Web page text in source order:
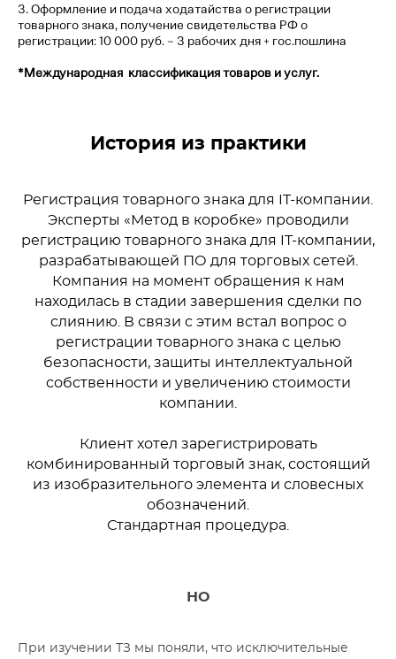
3. Оформление и подача ходатайства о регистрации
товарного знака, получение свидетельства РФ о
регистрации: 10 000 руб. – 3 рабочих дня + гос.пошлина
*Международная классификация товаров и услуг.
История из практики
Регистрация товарного знака для IT-компании.
Эксперты «Метод в коробке» проводили
регистрацию товарного знака для IT-компании,
разрабатывающей ПО для торговых сетей.
Компания на момент обращения к нам
находилась в стадии завершения сделки по
слиянию. В связи с этим встал вопрос о
регистрации товарного знака с целью
безопасности, защиты интеллектуальной
собственности и увеличению стоимости
компании.
Клиент хотел зарегистрировать
комбинированный торговый знак, состоящий
из изобразительного элемента и словесных
обозначений.
Стандартная процедура.
НО
При изучении ТЗ мы поняли, что исключительные